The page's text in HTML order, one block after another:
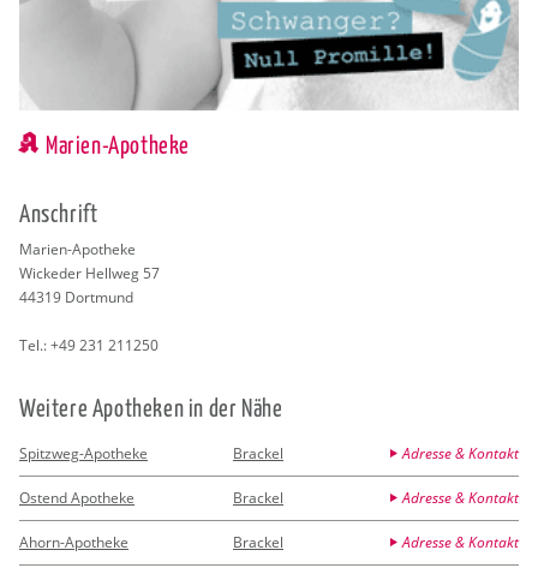
Marien-Apotheke
An­schrift
Ma­ri­en-Apo­the­ke
Wi­cke­der Hell­weg 57
44319 Dort­mund
Tel.:+49 231 211250
Wei­te­re Apo­the­ken in der Nähe
Spitzweg-Apotheke Brackel Adresse & Kontakt
Ostend Apotheke Brackel Adresse & Kontakt
Ahorn-Apotheke Brackel Adresse & Kontakt